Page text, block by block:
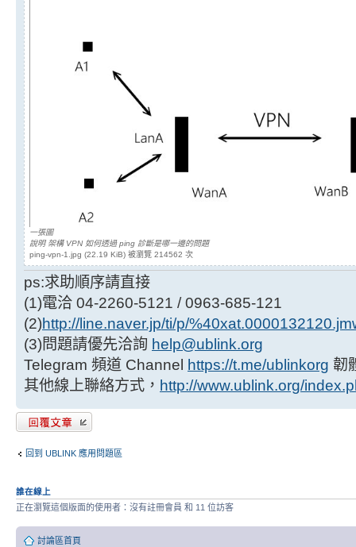
一張圖
說明 架構 VPN 如何透過 ping 診斷是哪一邊的問題
ping-vpn-1.jpg (22.19 KiB) 被瀏覽 214562 次
ps:求助順序請直接
(1)電洽 04-2260-5121 / 0963-685-121
(2)http://line.naver.jp/ti/p/
(3)問題請優先洽詢 help@ublink.org
Telegram 頻道 Channel
https://t.me/ublinkorg 韌
其他線上聯絡方式， http://www.ublink.org/
發表回覆
回到 UBLINK 應用問題區
誰在線上
正在瀏覽這個版面的使用者：沒有註冊會員 和 11 位訪客
討論區首頁